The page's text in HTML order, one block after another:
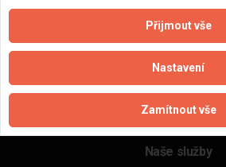
Zásady pro používání
Obchodní podmínky
Obchodní podmínky
Reference
Naše excelové tabulky
Naše služby
Přijmout vše
Nastavení
Zamítnout vše